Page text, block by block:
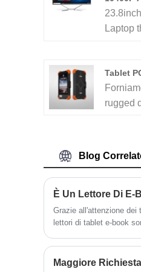
Laptop
And
Years
Tablet
rugged
tablet
di
coperto
Blog
Grazie all'attenzione dei
lettori di tablet e-book